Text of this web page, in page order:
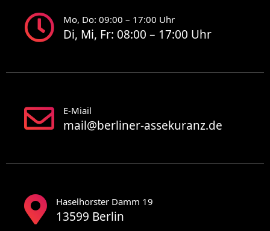
Mo, Do: 09:00 – 17:00 Uhr
Di, Mi, Fr: 08:00 – 17:00 Uhr
E-Miail
mail@berliner-assekuranz.de
Haselhorster Damm 19
13599 Berlin